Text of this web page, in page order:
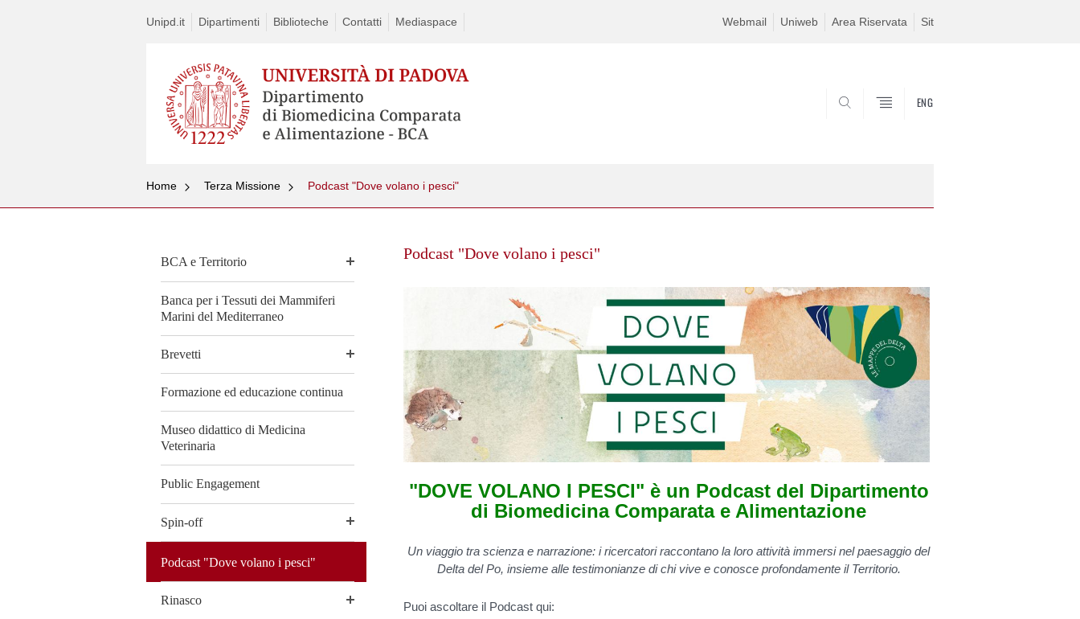
Unipd.it Dipartimenti Biblioteche Contatti Mediaspace Webmail Uniweb Area Riservata Sit
ENG
Home Terza Missione Podcast "Dove volano i pesci"
BCA e Territorio
Banca per i Tessuti dei Mammiferi
Marini del Mediterraneo
Brevetti
Formazione ed educazione continua
Museo didattico di Medicina
Veterinaria
Public Engagement
Spin-off
Podcast "Dove volano i pesci"
Rinasco
Podcast "Dove volano i pesci"
"DOVE VOLANO I PESCI" è un Podcast del Dipartimento
di Biomedicina Comparata e Alimentazione
Un viaggio tra scienza e narrazione: i ricercatori raccontano la loro attività immersi nel paesaggio del
Delta del Po, insieme alle testimonianze di chi vive e conosce profondamente il Territorio.
Puoi ascoltare il Podcast qui: